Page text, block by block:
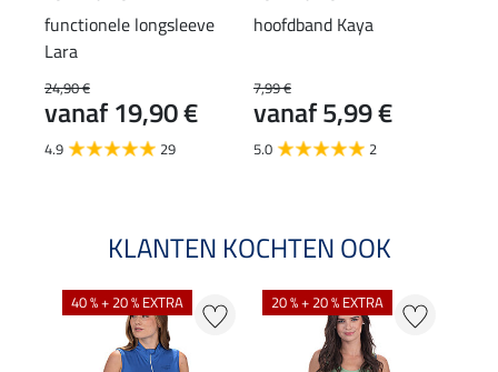
functionele longsleeve
Lara
24,90 €
vanaf 19,90 €
4.9 29
hoofdband Kaya
7,99 €
vanaf 5,99 €
5.0 2
KLANTEN KOCHTEN OOK
40 % + 20 % EXTRA 20 % + 20 % EXTRA